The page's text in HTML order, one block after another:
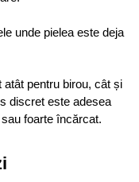
unde pielea este deja
pentru birou, cât și
discret este adesea
foarte încărcat.